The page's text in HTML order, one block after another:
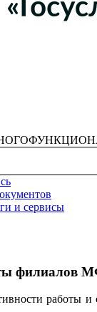
и сервисы
филиалов
работы